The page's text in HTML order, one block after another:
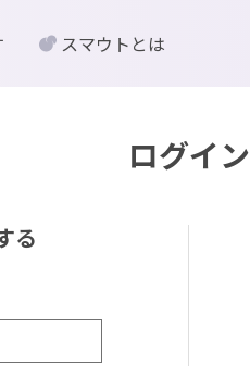
ログイン
る
スマウトとは